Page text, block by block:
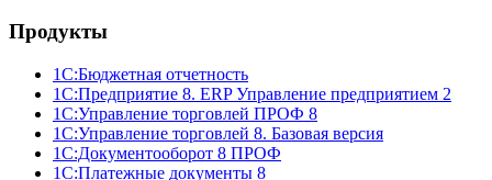
Продукты
1С:Бюджетная отчетность
1С:Предприятие 8. ERP Управление предприятием 2
1С:Управление торговлей ПРОФ 8
1С:Управление торговлей 8. Базовая версия
1С:Документооборот 8 ПРОФ
1С:Платежные документы 8